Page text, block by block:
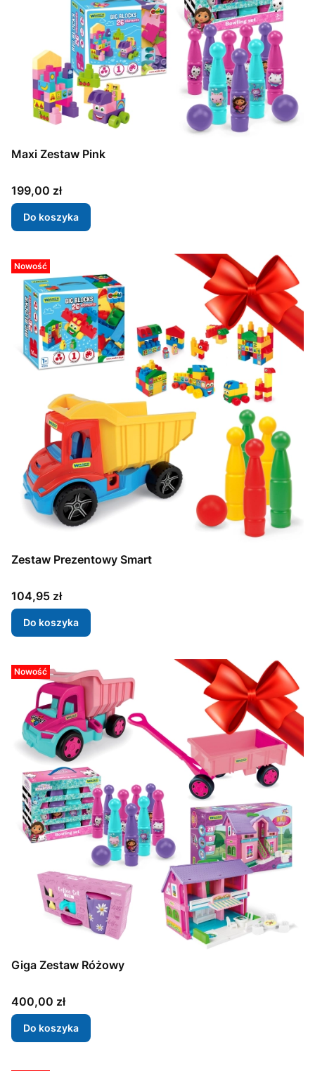
Maxi Zestaw Pink
Cena
199,00 zł
Do koszyka
Nowość
Zestaw Prezentowy Smart
Cena
104,95 zł
Do koszyka
Nowość
Giga Zestaw Różowy
Cena
400,00 zł
Do koszyka